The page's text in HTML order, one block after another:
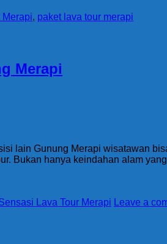
Merapi, paket lava tour merapi
Merapi
lain Gunung Merapi wisatawan
Bukan hanya keindahan alam
Lava Tour Merapi Leave a